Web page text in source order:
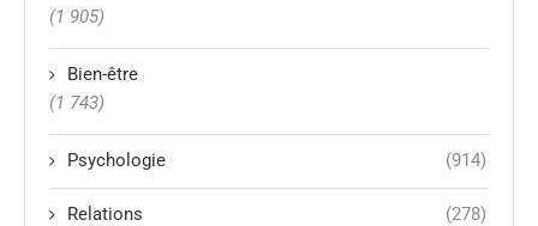
(1 905)
Bien-être
(1 743)
Psychologie (914)
Relations (278)